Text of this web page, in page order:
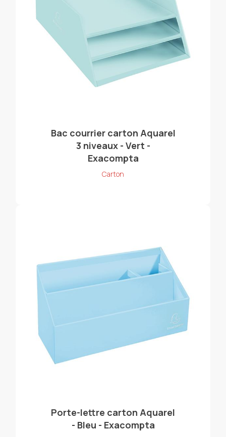
Bac courrier carton Aquarel
3 niveaux - Vert -
Exacompta
Carton
Porte-lettre carton Aquarel
- Bleu - Exacompta